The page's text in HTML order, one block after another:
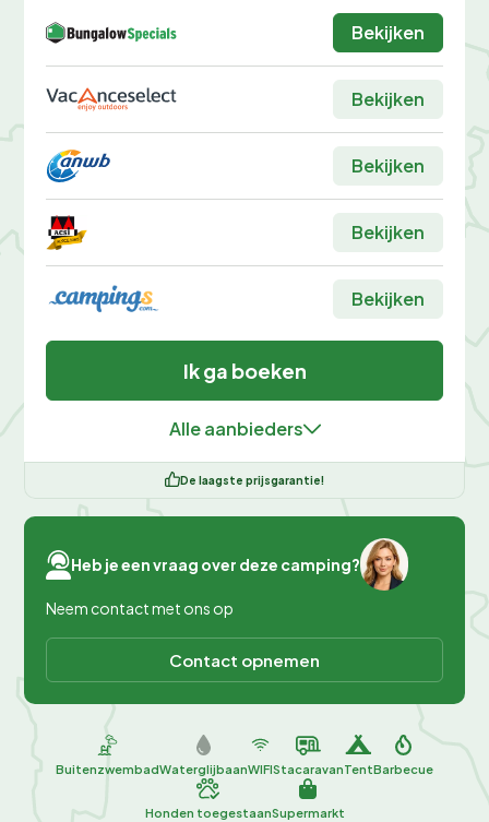
Bekijken
Bekijken
Bekijken
Bekijken
Bekijken
Ik ga boeken
Alle aanbieders
De laagste prijsgarantie!
Heb je een vraag over deze camping?
Neem contact met ons op
Contact opnemen
BuitenzwembadWaterglijbaanWIFIStacaravanTentBarbecue
Honden toegestaanSupermarkt